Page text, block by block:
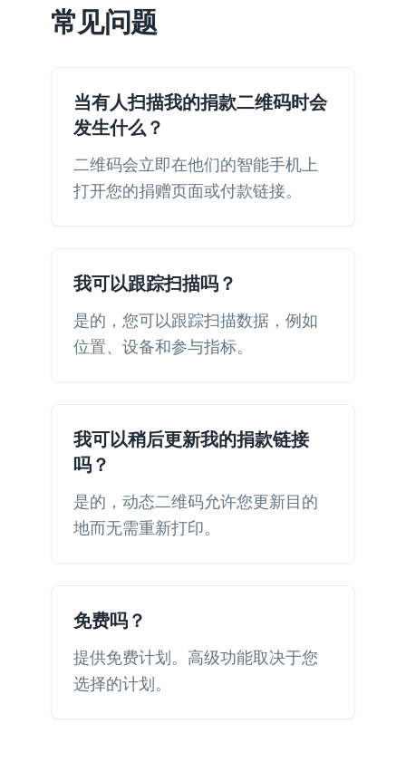
常见问题
当有人扫描我的捐款二维码时会
发生什么？
二维码会立即在他们的智能手机上
打开您的捐赠页面或付款链接。
我可以跟踪扫描吗？
是的，您可以跟踪扫描数据，例如
位置、设备和参与指标。
我可以稍后更新我的捐款链接
吗？
是的，动态二维码允许您更新目的
地而无需重新打印。
免费吗？
提供免费计划。高级功能取决于您
选择的计划。